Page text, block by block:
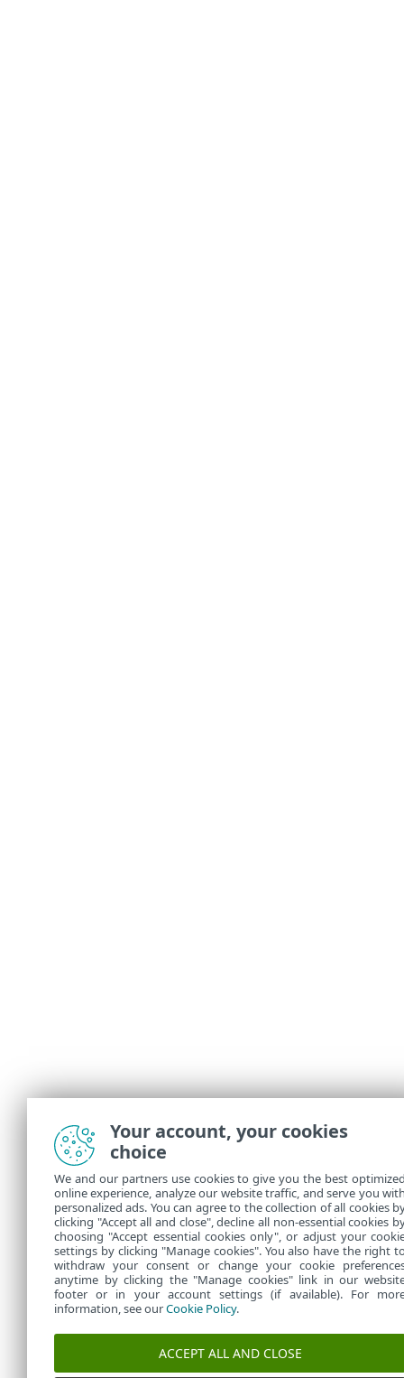
Your account, your cookies
choice
We and our partners use cookies to give you the best
online experience, analyze our website traffic, and serve you
personalized ads. You can agree to the collection of all cookies
clicking "Accept all and close", decline all non-essential cookies
choosing "Accept essential cookies only", or adjust your
settings by clicking "Manage cookies". You also have the right
withdraw your consent or change your cookie
anytime by clicking the "Manage cookies" link in our
footer or in your account settings (if available). For
information, see ourCookie Policy.
ACCEPT ALL AND CLOSE